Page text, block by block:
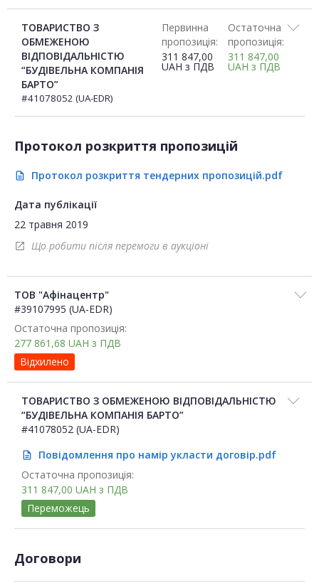
ТОВАРИСТВО З
ОБМЕЖЕНОЮ
ВІДПОВІДАЛЬНІСТЮ
“БУДІВЕЛЬНА КОМПАНІЯ
БАРТО”
#41078052 (UA-EDR)
Первинна
пропозиція:
311 847,00
UAH з ПДВ
Остаточна
пропозиція:
311 847,00
UAH з ПДВ
Протокол розкриття пропозицій
description Протокол розкриття тендерних пропозицій.pdf
Дата публікації
22 травня 2019
open_in_new Що робити після перемоги в аукціоні
ТОВ "Афінацентр"
#39107995 (UA-EDR)
Остаточна пропозиція:
277 861,68 UAH з ПДВ
Відхилено
ТОВАРИСТВО З ОБМЕЖЕНОЮ ВІДПОВІДАЛЬНІСТЮ
“БУДІВЕЛЬНА КОМПАНІЯ БАРТО”
#41078052 (UA-EDR)
description
Повідомлення про намір укласти договір.pdf
Остаточна пропозиція:
311 847,00 UAH з ПДВ
Переможець
Договори